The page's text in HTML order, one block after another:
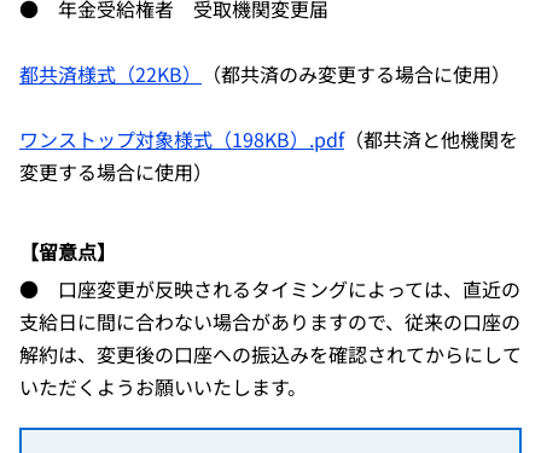
● 年金受給権者 受取機関変更届
都共済様式（22KB） （都共済のみ変更する場合に使用）
ワンストップ対象様式（198KB）.pdf（都共済と他機関を
変更する場合に使用）
【留意点】
● 口座変更が反映されるタイミングによっては、直近の
支給日に間に合わない場合がありますので、従来の口座の
解約は、変更後の口座への振込みを確認されてからにして
いただくようお願いいたします。